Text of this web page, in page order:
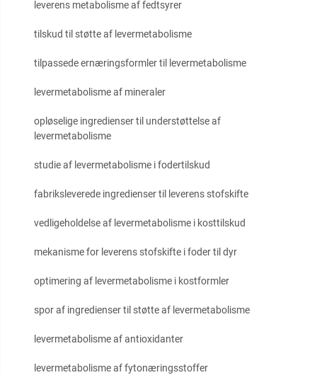
leverens metabolisme af fedtsyrer
tilskud til støtte af levermetabolisme
tilpassede ernæringsformler til levermetabolisme
levermetabolisme af mineraler
opløselige ingredienser til understøttelse af
levermetabolisme
studie af levermetabolisme i fodertilskud
fabriksleverede ingredienser til leverens stofskifte
vedligeholdelse af levermetabolisme i kosttilskud
mekanisme for leverens stofskifte i foder til dyr
optimering af levermetabolisme i kostformler
spor af ingredienser til støtte af levermetabolisme
levermetabolisme af antioxidanter
levermetabolisme af fytonæringsstoffer